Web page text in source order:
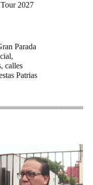
2027
Parada
calles
Patrias